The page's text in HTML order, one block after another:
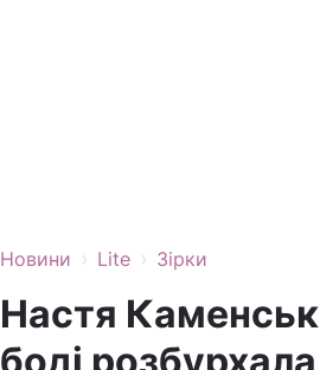
Новини › Lite › Зірки
Настя